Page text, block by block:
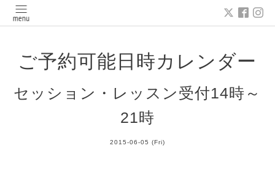
ご予約可能日時カレンダー
セッション・レッスン受付14時～
21時
2015-06-05 (Fri)